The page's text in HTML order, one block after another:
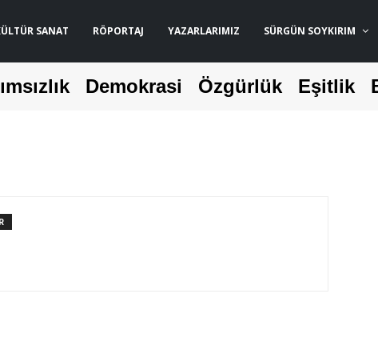
SANAT RÖPORTAJ YAZARLARIMIZ SÜRGÜN SOYKIRIM
Demokrasi Özgürlük Eşitlik